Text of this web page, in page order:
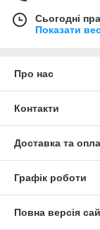
Сьогодні
Показати
Про нас
Контакти
Доставка та
Графік роботи
Повна версія